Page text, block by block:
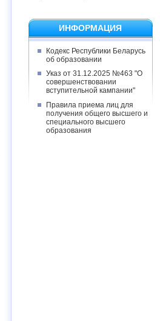
ИНФОРМАЦИЯ
Кодекс Республики Беларусь
об образовании
Указ от 31.12.2025 №463 "О
совершенствовании
вступительной кампании"
Правила приема лиц для
получения общего высшего и
специального высшего
образования